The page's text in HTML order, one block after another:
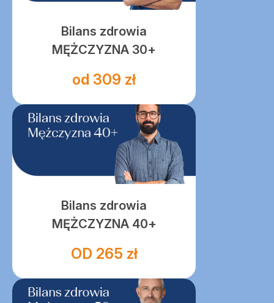
Bilans zdrowia
MĘŻCZYZNA 30+
od 309 zł
Bilans zdrowia
MĘŻCZYZNA 40+
OD 265 zł